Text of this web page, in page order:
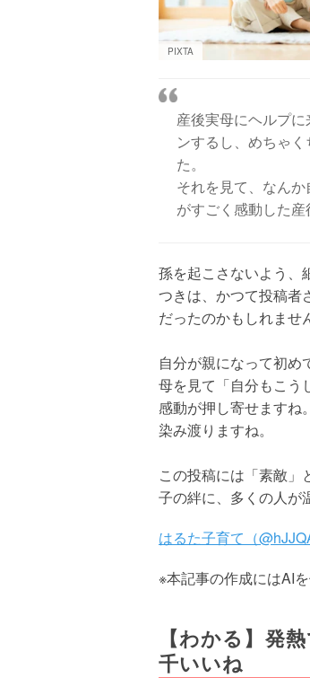
PIXTA
産後実母にヘルプ
ンするし、めちゃ
た。
それを見て、なん
がすごく感動した
孫を起こさないよう、
つきは、かつて投稿者
だったのかもしれませ
自分が親になって初め
母を見て「自分もこう
感動が押し寄せますね
染み渡りますね。
この投稿には「素敵」
子の絆に、多くの人が
はるた子育て（
※本記事の作成にはAIを
【わかる】発
千いいね